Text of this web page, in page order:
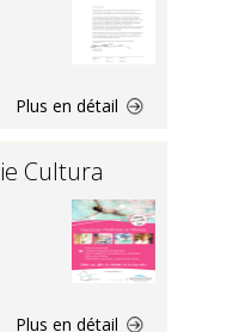
Plus en détail
Cultura
Plus en détail